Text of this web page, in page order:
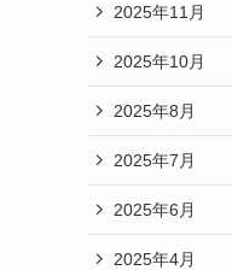
2025年11月
2025年10月
2025年8月
2025年7月
2025年6月
2025年4月